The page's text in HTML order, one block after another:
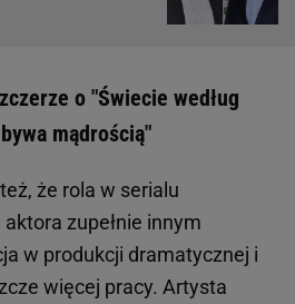
o "Świecie według
mądrością"
że rola w serialu
zupełnie innym
w produkcji dramatycznej i
więcej pracy. Artysta